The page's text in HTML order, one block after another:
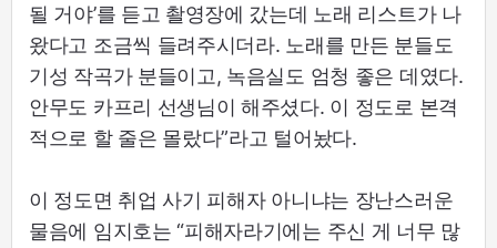
될 거야’를 듣고 촬영장에 갔는데 노래 리스트가 나
왔다고 조금씩 들려주시더라. 노래를 만든 분들도
기성 작곡가 분들이고, 녹음실도 엄청 좋은 데였다.
안무도 카프리 선생님이 해주셨다. 이 정도로 본격
적으로 할 줄은 몰랐다”라고 털어놨다.
이 정도면 취업 사기 피해자 아니냐는 장난스러운
물음에 임지호는 “피해자라기에는 주신 게 너무 많